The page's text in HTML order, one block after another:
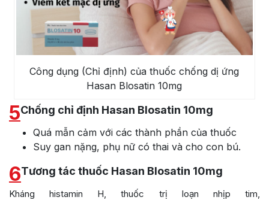
Công dụng (Chỉ định) của thuốc chống dị ứng
Hasan Blosatin 10mg
5Chống chỉ định Hasan Blosatin 10mg
Quá mẫn cảm với các thành phần của thuốc
Suy gan nặng, phụ nữ có thai và cho con bú.
6Tương tác thuốc Hasan Blosatin 10mg
Kháng histamin H, thuốc trị loạn nhịp tim,